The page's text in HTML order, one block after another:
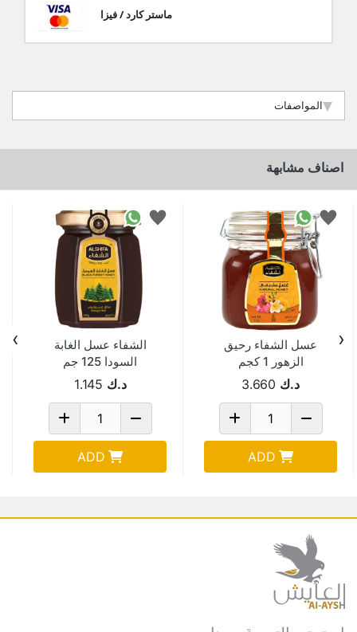
ماستر كارد / فيزا
المواصفات
اصناف مشابهة
عسل الشفاء رحيق
الزهور 1 كجم
د.ك 3.660
ADD
الشفاء عسل الغابة
السودا 125 جم
د.ك 1.145
ADD
‹
›